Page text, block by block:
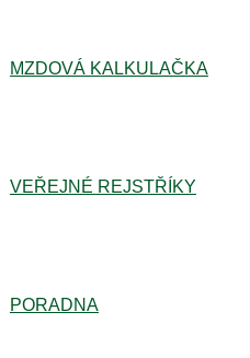
MZDOVÁ KALKULAČKA
VEŘEJNÉ REJSTŘÍKY
PORADNA